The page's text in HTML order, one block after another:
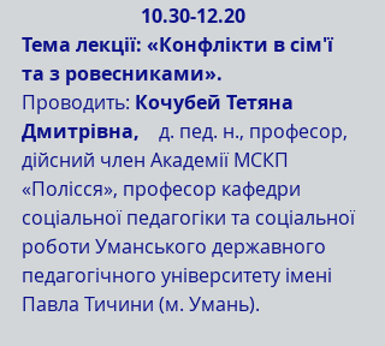
10.30-12.20
Тема лекції: «Конфлікти в сім'ї
та з ровесниками».
Проводить: Кочубей Тетяна
Дмитрівна,
    д. пед. н., професор,
дійсний член Академії МСКП
«Полісся», професор кафедри
соціальної педагогіки та соціальної
роботи Уманського державного
педагогічного університету імені
Павла Тичини (м. Умань).